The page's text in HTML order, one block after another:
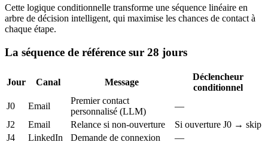
Cette logique conditionnelle transforme une séquence linéaire en
arbre de décision intelligent, qui maximise les chances de contact à
chaque étape.
La séquence de référence sur 28 jours
Jour Canal Message
Déclencheur
conditionnel
J0
Email
Premier contact
personnalisé (LLM)
—
J2
Email Relance si non-ouverture
Si ouverture J0 → skip
J4
LinkedIn Demande de connexion
—